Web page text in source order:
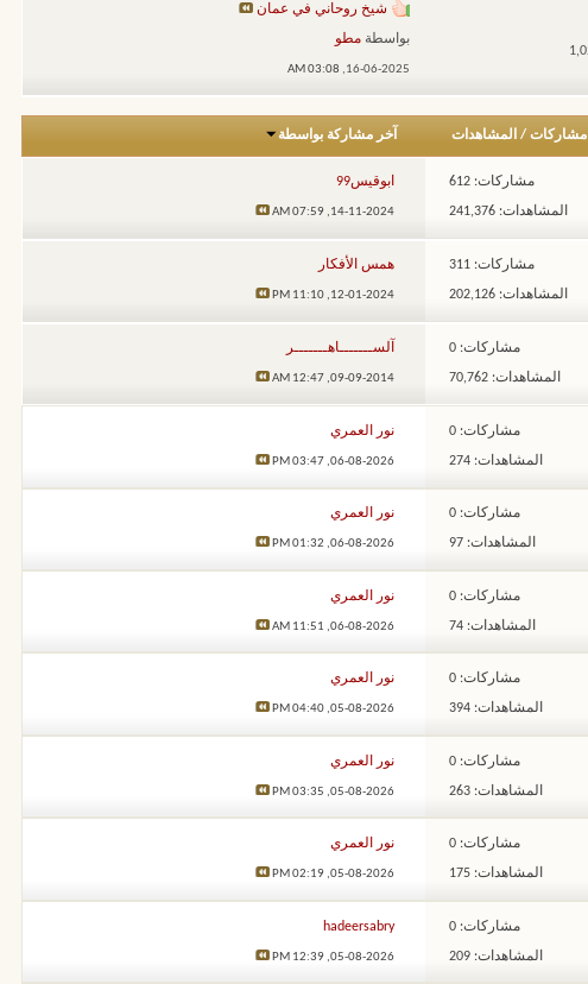
شيخ روحاني في عمان
بواسطة مطو
16-06-2025,
03:08 AM
مشاركات/ المشاهدات آخر مشاركة بواسطة
مشاركات: 612
المشاهدات: 241,376
ابوقيس99
14-11-2024,
07:59 AM
مشاركات: 311
المشاهدات: 202,126
همس الأفكار
12-01-2024,
11:10 PM
مشاركات: 0
المشاهدات: 70,762
آلســـــــاهـــــــر
09-09-2014,
12:47 AM
مشاركات: 0
المشاهدات: 274
نور العمري
06-08-2026,
03:47 PM
مشاركات: 0
المشاهدات: 97
نور العمري
06-08-2026,
01:32 PM
مشاركات: 0
المشاهدات: 74
نور العمري
06-08-2026,
11:51 AM
مشاركات: 0
المشاهدات: 394
نور العمري
05-08-2026,
04:40 PM
مشاركات: 0
المشاهدات: 263
نور العمري
05-08-2026,
03:35 PM
مشاركات: 0
المشاهدات: 175
نور العمري
05-08-2026,
02:19 PM
مشاركات: 0
المشاهدات: 209
hadeersabry
05-08-2026,
12:39 PM